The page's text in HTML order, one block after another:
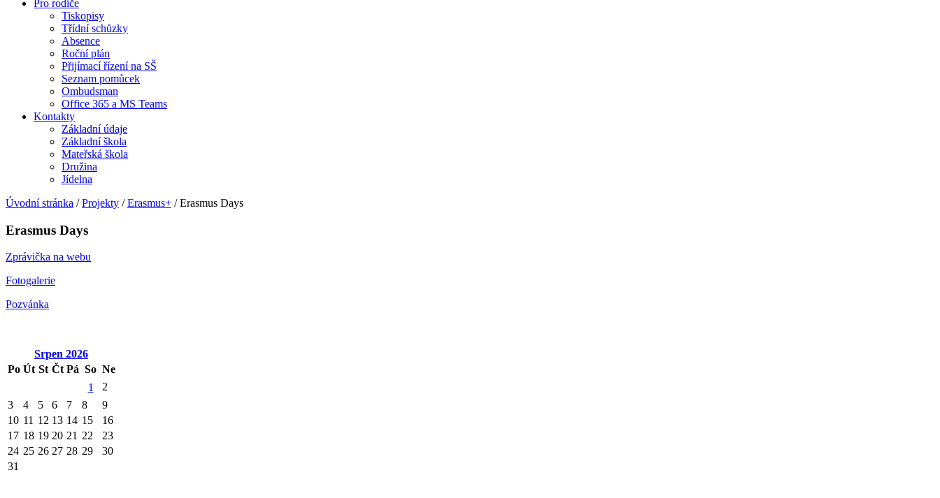
Pro rodiče
Tiskopisy
Třídní schůzky
Absence
Roční plán
Přijímací řízení na SŠ
Seznam pomůcek
Ombudsman
Office 365 a MS Teams
Kontakty
Základní údaje
Základní škola
Mateřská škola
Družina
Jídelna
Úvodní stránka /Projekty /Erasmus+ /Erasmus Days
Erasmus Days
Zprávička na webu
Fotogalerie
Pozvánka
Srpen 2026
Po Út St Čt Pá So Ne
1
2
3
4 5 6 7 8
9
10 11 12 13 14 15
16
17 18 19 20 21 22
23
24 25 26 27 28 29
30
31